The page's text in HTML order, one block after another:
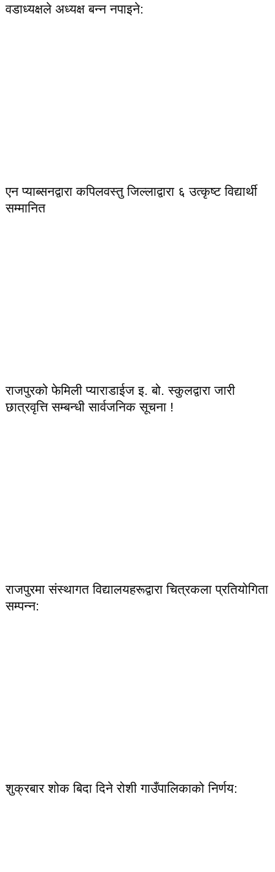
वडाध्यक्षले अध्यक्ष बन्न नपाइने:
एन प्याब्सनद्वारा कपिलवस्तु जिल्लाद्वारा ६ उत्कृष्ट विद्यार्थी
सम्मानित
राजपुरको फेमिली प्याराडाईज इ. बो. स्कुलद्वारा जारी
छात्रवृत्ति सम्बन्धी सार्वजनिक सूचना !
राजपुरमा संस्थागत विद्यालयहरूद्वारा चित्रकला प्रतियोगिता
सम्पन्न:
शुक्रबार शोक बिदा दिने रोशी गाउँपालिकाको निर्णय: